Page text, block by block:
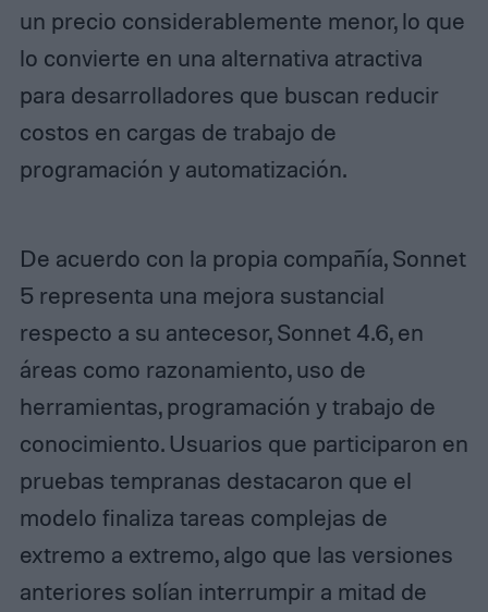
un precio considerablemente menor, lo que
lo convierte en una alternativa atractiva
para desarrolladores que buscan reducir
costos en cargas de trabajo de
programación y automatización.
De acuerdo con la propia compañía, Sonnet
5 representa una mejora sustancial
respecto a su antecesor, Sonnet 4.6, en
áreas como razonamiento, uso de
herramientas, programación y trabajo de
conocimiento. Usuarios que participaron en
pruebas tempranas destacaron que el
modelo finaliza tareas complejas de
extremo a extremo, algo que las versiones
anteriores solían interrumpir a mitad de